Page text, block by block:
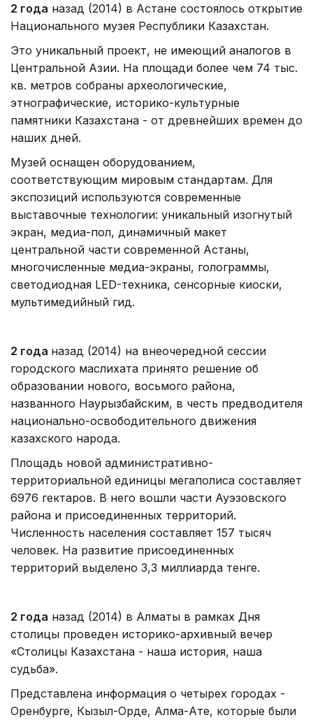
2 года назад (2014) в Астане состоялось открытие
Национального музея Республики Казахстан.
Это уникальный проект, не имеющий аналогов в
Центральной Азии. На площади более чем 74 тыс.
кв. метров собраны археологические,
этнографические, историко-культурные
памятники Казахстана - от древнейших времен до
наших дней.
Музей оснащен оборудованием,
соответствующим мировым стандартам. Для
экспозиций используются современные
выставочные технологии: уникальный изогнутый
экран, медиа-пол, динамичный макет
центральной части современной Астаны,
многочисленные медиа-экраны, голограммы,
светодиодная LED-техника, сенсорные киоски,
мультимедийный гид.
2 года назад (2014) на внеочередной сессии
городского маслихата принято решение об
образовании нового, восьмого района,
названного Наурызбайским, в честь предводителя
национально-освободительного движения
казахского народа.
Площадь новой административно-
территориальной единицы мегаполиса составляет
6976 гектаров. В него вошли части Ауэзовского
района и присоединенных территорий.
Численность населения составляет 157 тысяч
человек. На развитие присоединенных
территорий выделено 3,3 миллиарда тенге.
2 года назад (2014) в Алматы в рамках Дня
столицы проведен историко-архивный вечер
«Столицы Казахстана - наша история, наша
судьба».
Представлена информация о четырех городах -
Оренбурге, Кызыл-Орде, Алма-Ате, которые были